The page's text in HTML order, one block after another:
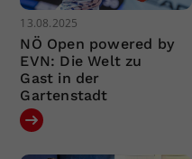
13.08.2025
NÖ Open powered by
EVN: Die Welt zu
Gast in der
Gartenstadt